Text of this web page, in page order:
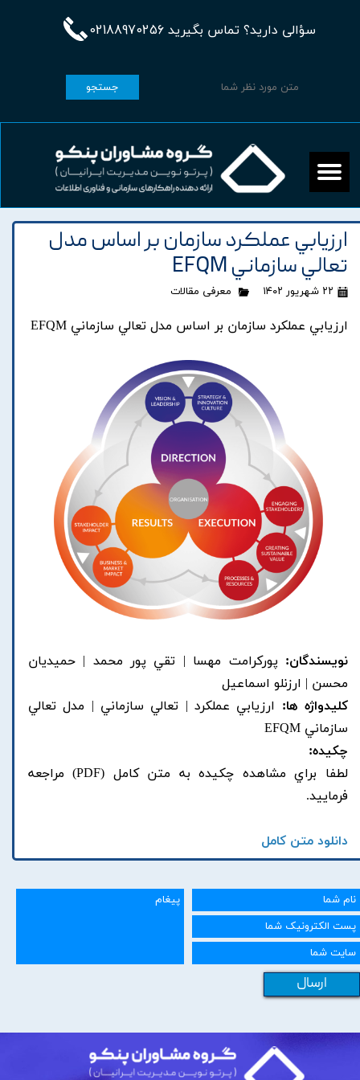
سؤالی دارید؟ تماس بگیرید 02188970256
جستجو
ارزيابي عملکرد سازمان بر اساس مدل
تعالي سازماني EFQM
۲۲ شهریور ۱۴۰۲ معرفی مقالات
ارزيابي عملکرد سازمان بر اساس مدل تعالي سازماني EFQM
نویسندگان: پورکرامت مهسا | تقي پور محمد | حميديان
محسن | ارزنلو اسماعيل
کلیدواژه ها: ارزيابي عملکرد | تعالي سازماني | مدل تعالي
سازماني EFQM
چکیده:
لطفا براي مشاهده چکيده به متن کامل (PDF) مراجعه
فرماييد.
دانلود متن کامل
ارسال